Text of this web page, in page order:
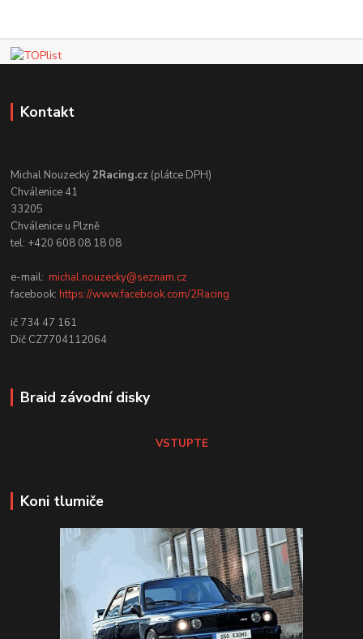
Kontakt
Michal Nouzecký2Racing.cz (plátce DPH)
Chválenice 41
33205
Chválenice u Plzně
tel: +420 608 08 18 08
e-mail:michal.nouzecky@seznam.cz
facebook:https://www.facebook.com/2Racing
ič 734 47 161
Dič CZ7704112064
Braid závodní disky
VSTUPTE
Koni tlumiče